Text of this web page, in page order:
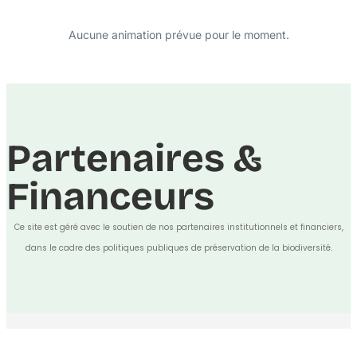
Aucune animation prévue pour le moment.
Partenaires &
Financeurs
Ce site est géré avec le soutien de nos partenaires institutionnels et financiers,
dans le cadre des politiques publiques de préservation de la biodiversité.